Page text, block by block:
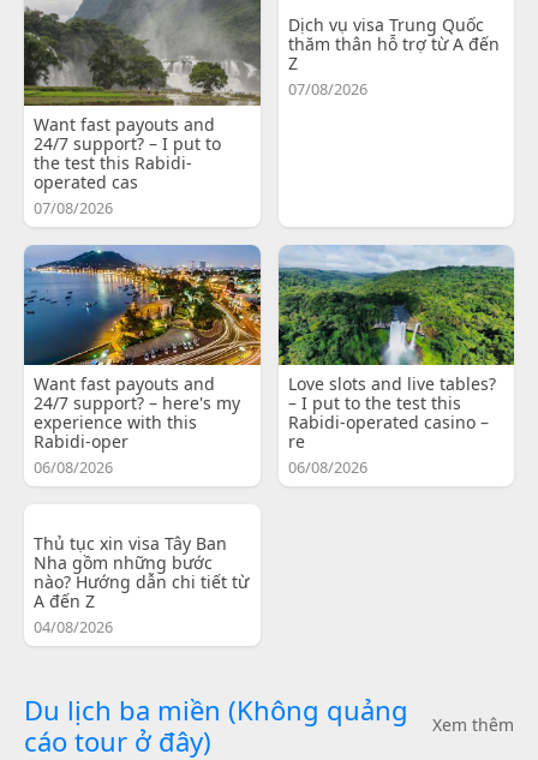
Want fast payouts and
24/7 support? – I put to
the test this Rabidi-
operated cas
07/08/2026
Dịch vụ visa Trung Quốc
thăm thân hỗ trợ từ A đến
Z
07/08/2026
Want fast payouts and
24/7 support? – here's my
experience with this
Rabidi-oper
06/08/2026
Love slots and live tables?
– I put to the test this
Rabidi-operated casino –
re
06/08/2026
Thủ tục xin visa Tây Ban
Nha gồm những bước
nào? Hướng dẫn chi tiết từ
A đến Z
04/08/2026
Du lịch ba miền (Không quảng
cáo tour ở đây)
Xem thêm